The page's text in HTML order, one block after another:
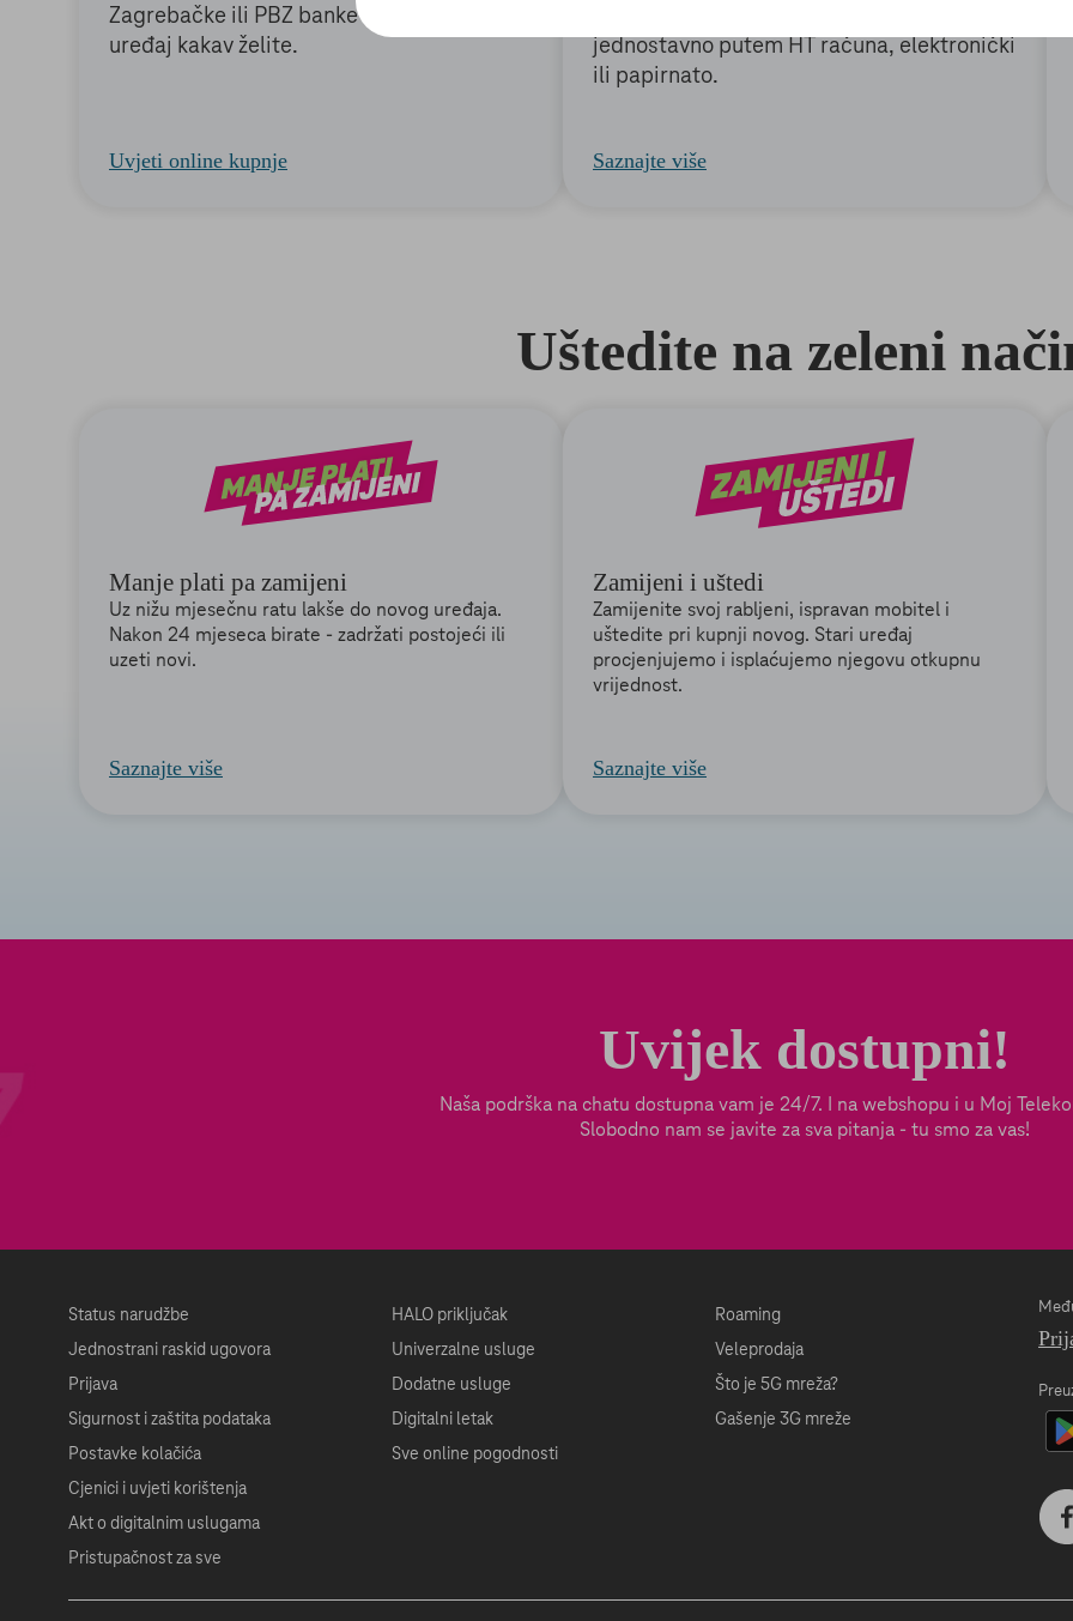
Zagrebačke ili PBZ banke i priuštite si
uređaj kakav želite.
Uvjeti online kupnje
jednostavno putem HT računa, elektronički
ili papirnato.
Saznajte više
Uštedite na zeleni
Manje plati pa zamijeni
Uz nižu mjesečnu ratu lakše do novog uređaja.
Nakon 24 mjeseca birate - zadržati postojeći ili
uzeti novi.
Saznajte više
Zamijeni i uštedi
Zamijenite svoj rabljeni, ispravan mobitel i
uštedite pri kupnji novog. Stari uređaj
procjenjujemo i isplaćujemo njegovu otkupnu
vrijednost.
Saznajte više
Uvijek dostupni!
Naša podrška na chatu dostupna vam je 24/7. I na webshopu i u Moj
Slobodno nam se javite za sva pitanja - tu smo za vas!
Status narudžbe
Jednostrani raskid ugovora
Prijava
Sigurnost i zaštita podataka
Postavke kolačića
Cjenici i uvjeti korištenja
Akt o digitalnim uslugama
Pristupačnost za sve
HALO priključak
Univerzalne usluge
Dodatne usluge
Digitalni letak
Sve online pogodnosti
Roaming
Veleprodaja
Što je 5G mreža?
Gašenje 3G mreže